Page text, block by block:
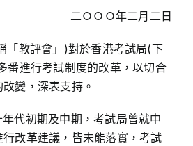
二ＯＯＯ年二月二日
教評會」)對於香港考試局(下
番進行考試制度的改革，以切合
變，深表支持。
代初期及中期，考試局曾就中
改革建議，皆未能落實，考試